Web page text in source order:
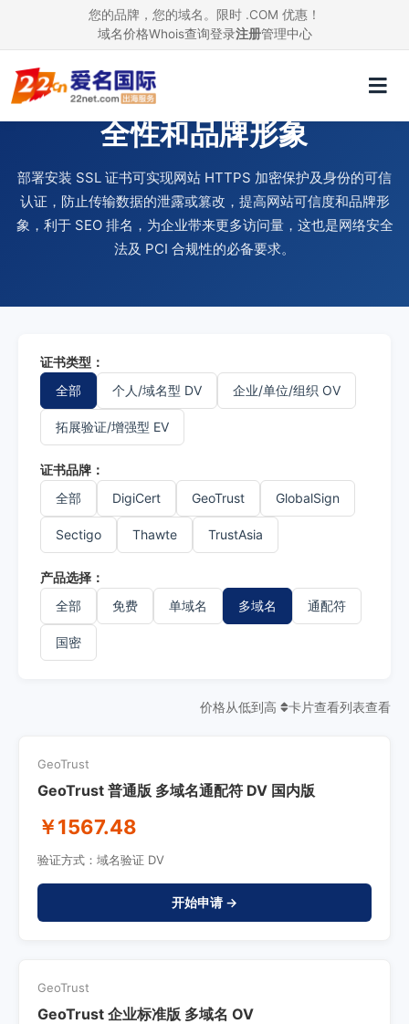
您的品牌，您的域名。限时 .COM 优惠！
域名价格Whois查询登录注册管理中心
使用 SSL 证书，提升网站安
全性和品牌形象
部署安装 SSL 证书可实现网站 HTTPS 加密保护及身份的可信
认证，防止传输数据的泄露或篡改，提高网站可信度和品牌形
象，利于 SEO 排名，为企业带来更多访问量，这也是网络安全
法及 PCI 合规性的必备要求。
证书类型：
全部
个人/域名型 DV 企业/单位/组织 OV
拓展验证/增强型 EV
证书品牌：
全部
DigiCert GeoTrust GlobalSign
Sectigo Thawte TrustAsia
产品选择：
全部
免费 单域名 多域名 通配符
国密
价格从低到高 卡片查看列表查看
GeoTrust
GeoTrust 普通版 多域名通配符 DV 国内版
￥1567.48
验证方式：域名验证 DV
开始申请 →
GeoTrust
GeoTrust 企业标准版 多域名 OV